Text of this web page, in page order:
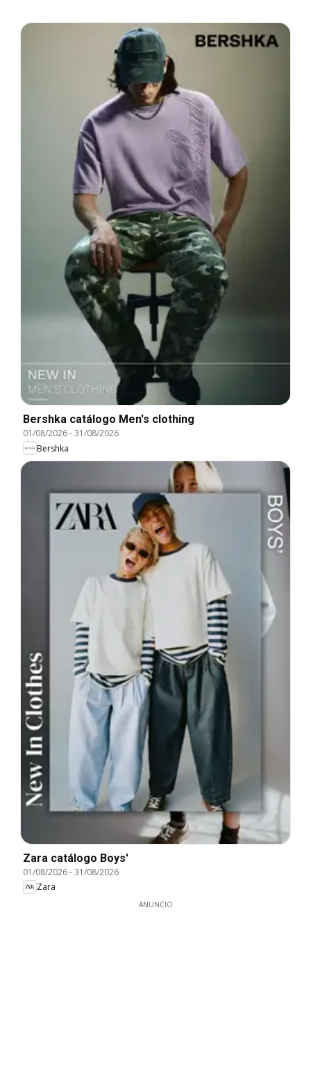
Bershka catálogo Men's clothing
01/08/2026-31/08/2026
Bershka
Zara catálogo Boys'
01/08/2026-31/08/2026
Zara
ANUNCIO